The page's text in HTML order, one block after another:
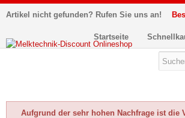
Artikel nicht gefunden? Rufen Sie uns an!
Startseite
Aufgrund der sehr hohen Nachfrage ist die